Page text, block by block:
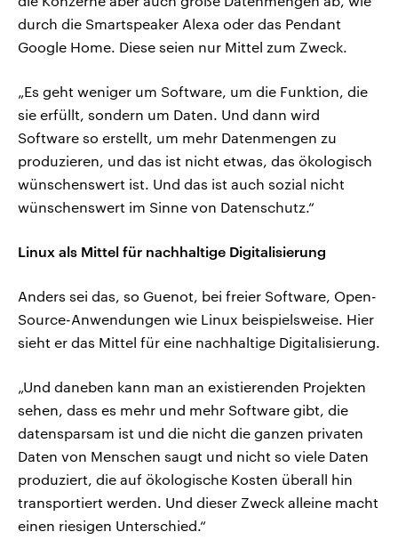
durch die Smartspeaker Alexa oder das Pendant
Google Home. Diese seien nur Mittel zum Zweck.
„Es geht weniger um Software, um die Funktion, die
sie erfüllt, sondern um Daten. Und dann wird
Software so erstellt, um mehr Datenmengen zu
produzieren, und das ist nicht etwas, das ökologisch
wünschenswert ist. Und das ist auch sozial nicht
wünschenswert im Sinne von Datenschutz.“
Linux als Mittel für nachhaltige Digitalisierung
Anders sei das, so Guenot, bei freier Software, Open-
Source-Anwendungen wie Linux beispielsweise. Hier
sieht er das Mittel für eine nachhaltige Digitalisierung.
„Und daneben kann man an existierenden Projekten
sehen, dass es mehr und mehr Software gibt, die
datensparsam ist und die nicht die ganzen privaten
Daten von Menschen saugt und nicht so viele Daten
produziert, die auf ökologische Kosten überall hin
transportiert werden. Und dieser Zweck alleine macht
einen riesigen Unterschied.“